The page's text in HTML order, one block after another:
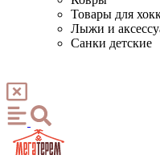
Товары для
Лыжи и
Санки детские